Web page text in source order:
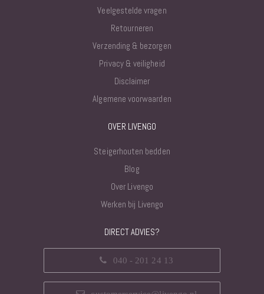
Veelgestelde vragen
Retourneren
Verzending & bezorgen
Privacy & veiligheid
Disclaimer
Algemene voorwaarden
OVER LIVENGO
Steigerhouten bedden
Blog
Over Livengo
Werken bij Livengo
DIRECT ADVIES?
040 - 201 24 13